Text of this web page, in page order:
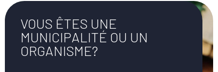
VOUS ÊTES UNE
MUNICIPALITÉ OU UN
ORGANISME?